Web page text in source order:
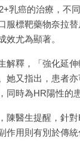
乳癌的治療，不
服標靶藥物奈拉
效尤為顯著。
解釋，「強化延
她又指出，患者
同時為HR陽性的
陳醫生提醒，針
作用則有別於傳